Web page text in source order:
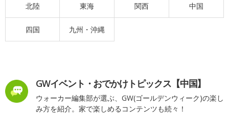
北陸 東海 関西 中国
四国 九州・沖縄
GWイベント・おでかけトピックス【中国】
ウォーカー編集部が選ぶ、GW(ゴールデンウィーク)の楽し
み方を紹介。家で楽しめるコンテンツも続々！